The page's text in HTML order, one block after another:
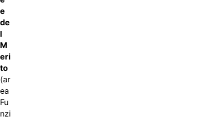
e
de
l
M
eri
to
(ar
ea
Fu
nzi